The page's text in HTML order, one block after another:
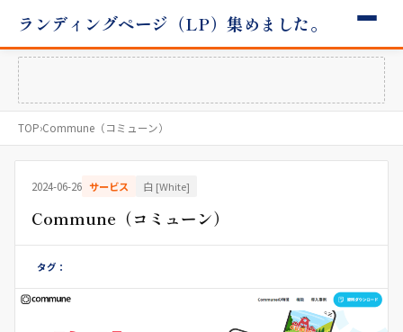
ランディングページ（LP）集めました。
TOP›Commune（コミューン）
2024-06-26 サービス 白 [White]
Commune（コミューン）
タグ：